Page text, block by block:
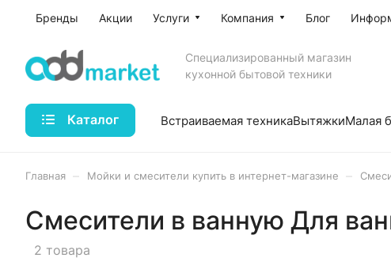
Бренды Акции Услуги Компания Блог
Специализированный магазин
кухонной бытовой техники
Каталог Встраиваемая техникаВытяжкиМалая
Главная Мойки и смесители купить в интернет-магазине
Смесители в ванную Для
2 товара